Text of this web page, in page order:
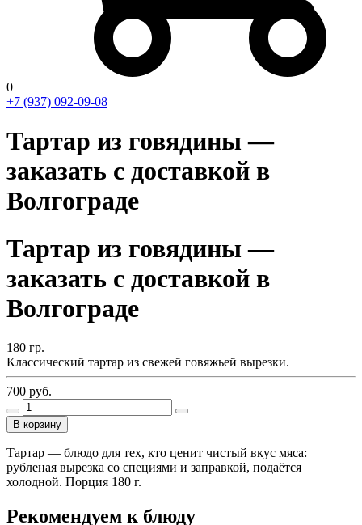
0
+7 (937) 092-09-08
Тартар из говядины —
заказать с доставкой в
Волгограде
Тартар из говядины —
заказать с доставкой в
Волгограде
180 гр.
Классический тартар из свежей говяжьей вырезки.
700 руб.
В корзину
Тартар — блюдо для тех, кто ценит чистый вкус мяса:
рубленая вырезка со специями и заправкой, подаётся
холодной. Порция 180 г.
Рекомендуем к блюду